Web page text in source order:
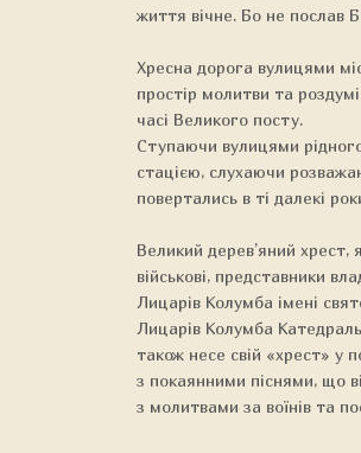
життя вічне. Бо не послав
Хресна дорога вулицями
простір молитви та
часі Великого посту.
Ступаючи вулицями
стацією, слухаючи
повертались в ті далекі
Великий дерев’яний хрест,
військові, представники
Лицарів Колумба імені
Лицарів Колумба
також несе свій «хрест» у
з покаянними піснями, що
з молитвами за воїнів та